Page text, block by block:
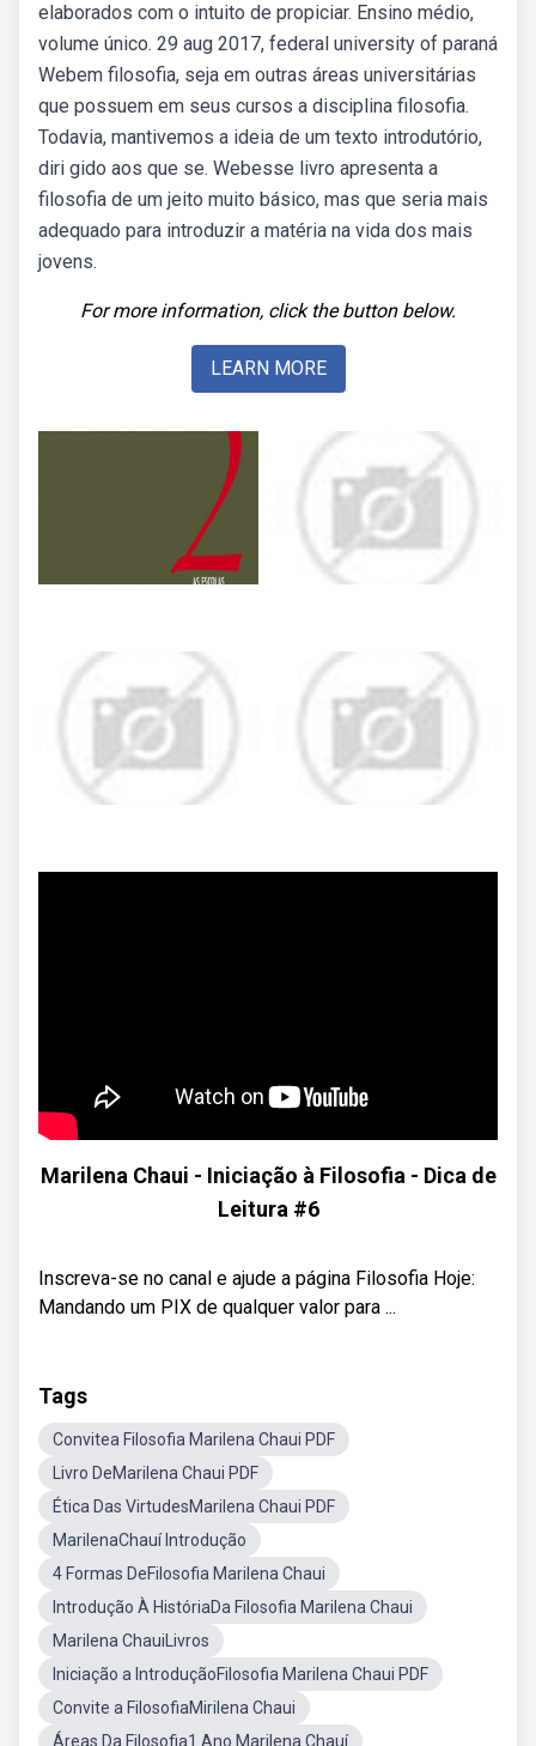
elaborados com o intuito de propiciar. Ensino médio,
volume único. 29 aug 2017, federal university of paraná
Webem filosofia, seja em outras áreas universitárias
que possuem em seus cursos a disciplina filosofia.
Todavia, mantivemos a ideia de um texto introdutório,
diri­ gido aos que se. Webesse livro apresenta a
filosofia de um jeito muito básico, mas que seria mais
adequado para introduzir a matéria na vida dos mais
jovens.
For more information, click the button below.
LEARN MORE
Marilena Chaui - Iniciação à Filosofia - Dica de
Leitura #6
Inscreva-se no canal e ajude a página Filosofia Hoje:
Mandando um PIX de qualquer valor para ...
Tags
Convitea Filosofia Marilena Chaui PDF
Livro DeMarilena Chaui PDF
Ética Das VirtudesMarilena Chaui PDF
MarilenaChauí Introdução
4 Formas DeFilosofia Marilena Chaui
Introdução À HistóriaDa Filosofia Marilena Chaui
Marilena ChauiLivros
Iniciação a IntroduçãoFilosofia Marilena Chaui PDF
Convite a FilosofiaMirilena Chaui
Áreas Da Filosofia1 Ano Marilena Chauí